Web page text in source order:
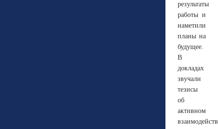
результаты
работы и
наметили
планы на
будущее.
В
докладах
звучали
тезисы
об
активном